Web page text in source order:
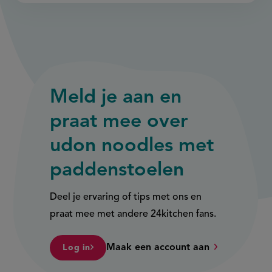
Meld je aan en
praat mee over
udon noodles met
paddenstoelen
Deel je ervaring of tips met ons en
praat mee met andere 24kitchen fans.
Log in Maak een account aan